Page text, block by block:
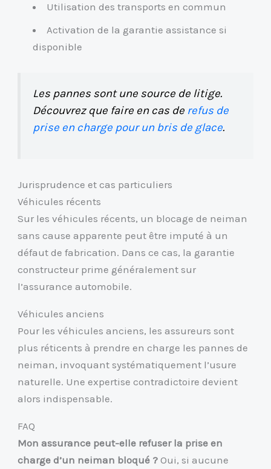
Utilisation des transports en commun
Activation de la garantie assistance si
disponible
Les pannes sont une source de litige.
Découvrez que faire en cas de refus de
prise en charge pour un bris de glace.
Jurisprudence et cas particuliers
Véhicules récents
Sur les véhicules récents, un blocage de neiman
sans cause apparente peut être imputé à un
défaut de fabrication. Dans ce cas, la garantie
constructeur prime généralement sur
l’assurance automobile.
Véhicules anciens
Pour les véhicules anciens, les assureurs sont
plus réticents à prendre en charge les pannes de
neiman, invoquant systématiquement l’usure
naturelle. Une expertise contradictoire devient
alors indispensable.
FAQ
Mon assurance peut-elle refuser la prise en
charge d’un neiman bloqué ? Oui, si aucune